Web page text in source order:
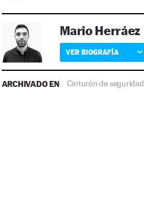
Mario Herráez
VER BIOGRAFÍA
ARCHIVADO EN Cinturón de seguridad